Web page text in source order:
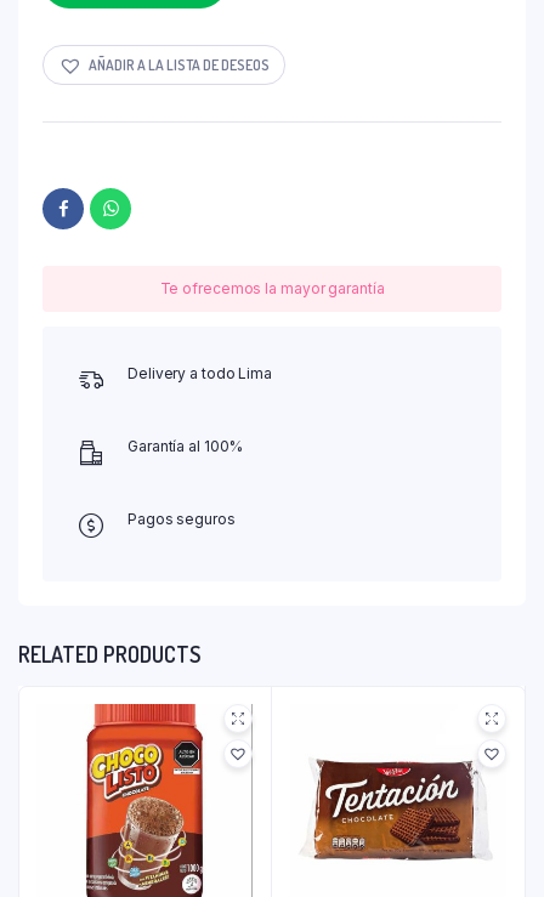
AÑADIR A LA LISTA DE DESEOS
Te ofrecemos la mayor garantía
Delivery a todo Lima
Garantía al 100%
Pagos seguros
RELATED PRODUCTS